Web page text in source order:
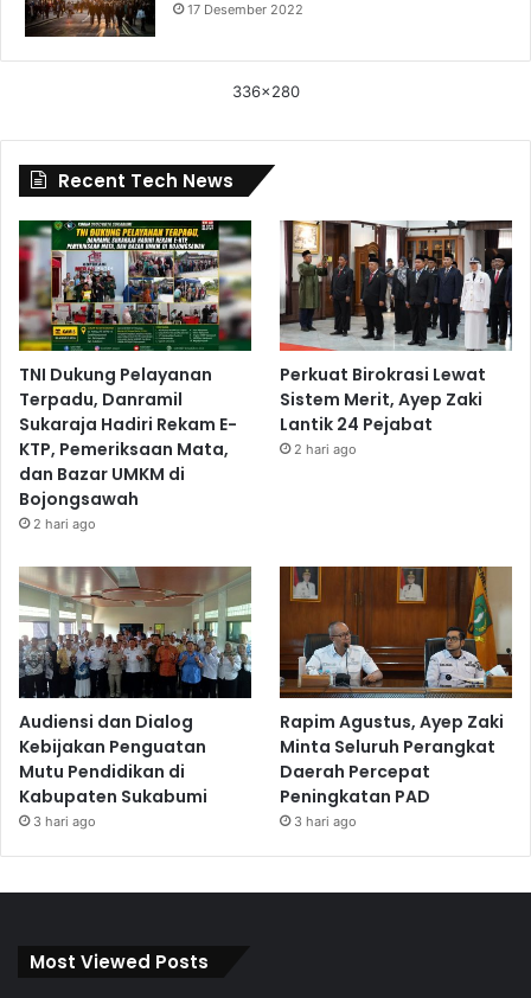
17 Desember 2022
336x280
Recent Tech News
TNI Dukung Pelayanan
Terpadu, Danramil
Sukaraja Hadiri Rekam E-
KTP, Pemeriksaan Mata,
dan Bazar UMKM di
Bojongsawah
2 hari ago
Perkuat Birokrasi Lewat
Sistem Merit, Ayep Zaki
Lantik 24 Pejabat
2 hari ago
Audiensi dan Dialog
Kebijakan Penguatan
Mutu Pendidikan di
Kabupaten Sukabumi
3 hari ago
Rapim Agustus, Ayep Zaki
Minta Seluruh Perangkat
Daerah Percepat
Peningkatan PAD
3 hari ago
Most Viewed Posts